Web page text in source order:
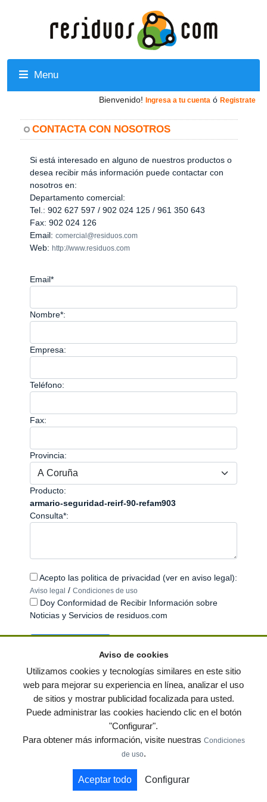
Menu
Bienvenido! Ingresa a tu cuenta ó Registrate
CONTACTA CON NOSOTROS
Si está interesado en alguno de nuestros productos o
desea recibir más información puede contactar con
nosotros en:
Departamento comercial:
Tel.: 902 627 597 / 902 024 125 / 961 350 643
Fax: 902 024 126
Email: comercial@residuos.com
Web: http://www.residuos.com
Email*
Nombre*:
Empresa:
Teléfono:
Fax:
Provincia:
Producto:
armario-seguridad-reirf-90-refam903
Consulta*:
Acepto las politica de privacidad (ver en aviso legal):
Aviso legal / Condiciones de uso
Doy Conformidad de Recibir Información sobre
Noticias y Servicios de residuos.com
© residuos.com - Todos los derechos reservados Política de privacidad
Condiciones de uso|Contacto|Editores| Mapa web|Preguntas frecuentes
Publica tus anuncios gratis!
Muebles de terraza y jardin Notas de prensa
by
Aviso de cookies
Utilizamos cookies y tecnologías similares en este sitio
web para mejorar su experiencia en línea, analizar el uso
de sitios y mostrar publicidad focalizada para usted.
Puede administrar las cookies haciendo clic en el botón
"Configurar".
Para obtener más información, visite nuestras Condiciones
de uso.
Aceptar todo Configurar